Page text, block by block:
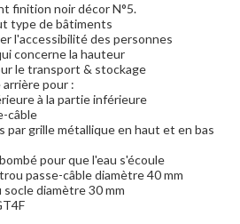
finition noir décor N°5.
type de bâtiments
l'accessibilité des personnes
concerne la hauteur
le transport & stockage
pour :
à la partie inférieure
câble
grille métallique en haut et en bas
pour que l'eau s'écoule
passe-câble diamètre 40 mm
diamètre 30 mm